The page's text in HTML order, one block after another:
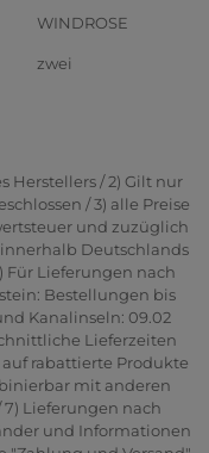
WINDROSE
zwei
Herstellers / 2) Gilt nur
/ 3) alle Preise
und zuzüglich
Deutschlands
Für Lieferungen nach
Bestellungen bis
Kanalinseln: 09.02
Lieferzeiten
rabattierte Produkte
mit anderen
7) Lieferungen nach
und Informationen